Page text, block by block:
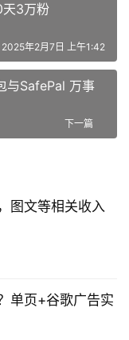
天3万粉
2025年2月7日 上午1:42
与SafePal 万事
下一篇
图文等相关收入
单页+谷歌广告实